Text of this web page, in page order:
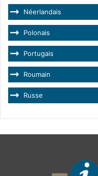
Néerlandais
Polonais
Portugais
Roumain
Russe